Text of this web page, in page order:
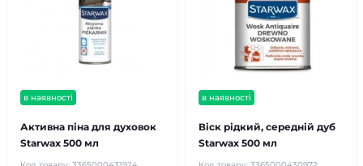
в наявності
Активна піна для духовок
Starwax 500 мл
в наявності
Віск рідкий, середній дуб
Starwax 500 мл